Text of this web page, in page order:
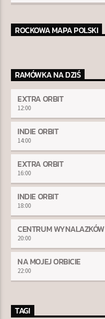
ROCKOWA MAPA POLSKI
RAMÓWKA NA DZIŚ
EXTRA ORBIT
12:00
INDIE ORBIT
14:00
EXTRA ORBIT
16:00
INDIE ORBIT
18:00
CENTRUM WYNALAZKÓW
20:00
NA MOJEJ ORBICIE
22:00
TAGI